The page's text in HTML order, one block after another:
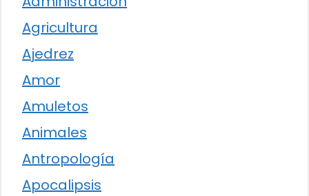
Agricultura
Ajedrez
Amor
Amuletos
Animales
Antropología
Apocalipsis